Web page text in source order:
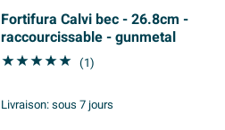
Fortifura Calvi bec - 26.8cm -
raccourcissable - gunmetal
(1)
Livraison:sous 7 jours